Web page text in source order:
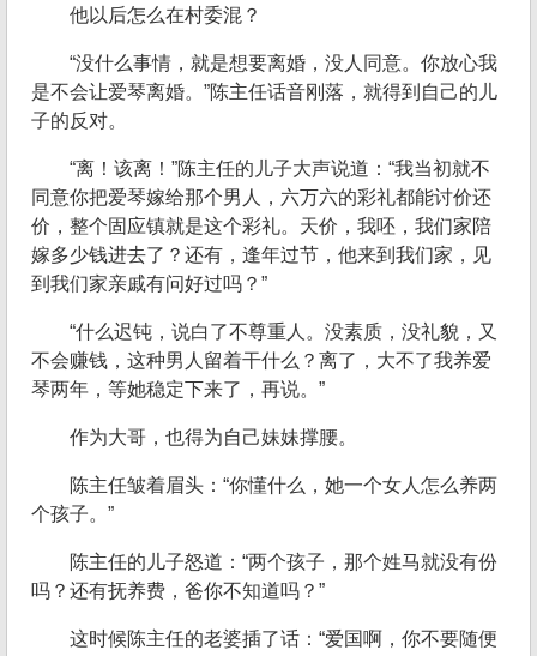
他以后怎么在村委混？
“没什么事情，就是想要离婚，没人同意。你放心我
是不会让爱琴离婚。”陈主任话音刚落，就得到自己的儿
子的反对。
“离！该离！”陈主任的儿子大声说道：“我当初就不
同意你把爱琴嫁给那个男人，六万六的彩礼都能讨价还
价，整个固应镇就是这个彩礼。天价，我呸，我们家陪
嫁多少钱进去了？还有，逢年过节，他来到我们家，见
到我们家亲戚有问好过吗？”
“什么迟钝，说白了不尊重人。没素质，没礼貌，又
不会赚钱，这种男人留着干什么？离了，大不了我养爱
琴两年，等她稳定下来了，再说。”
作为大哥，也得为自己妹妹撑腰。
陈主任皱着眉头：“你懂什么，她一个女人怎么养两
个孩子。”
陈主任的儿子怒道：“两个孩子，那个姓马就没有份
吗？还有抚养费，爸你不知道吗？”
这时候陈主任的老婆插了话：“爱国啊，你不要随便